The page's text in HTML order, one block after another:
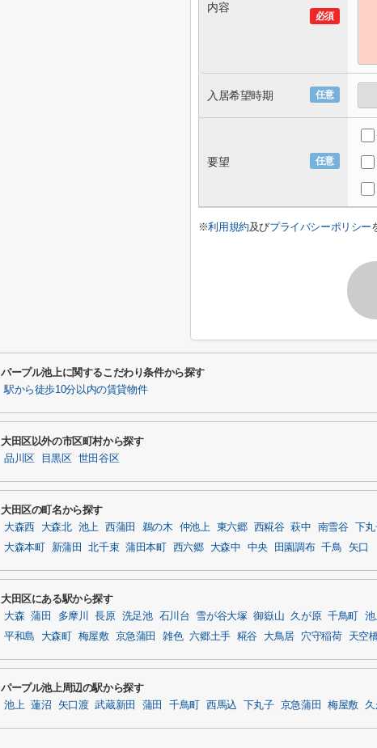
必須
内容
任意
入居希望時期
任意
要望
※利用規約及びプライバシーポリシー
パープル池上に関するこだわり条件から探す
駅から徒歩10分以内の賃貸物件
大田区以外の市区町村から探す
品川区 目黒区 世田谷区
大田区の町名から探す
大森西 大森北 池上 西蒲田 鵜の木 仲池上 東六郷 西糀谷 萩中 南雪谷 下
大森本町
新蒲田 北千束 蒲田本町 西六郷 大森中 中央 田園調布 千鳥 矢口
大田区にある駅から探す
大森 蒲田 多摩川 長原 洗足池 石川台 雪が谷大塚 御嶽山 久が原 千鳥町 池
平和島
大森町 梅屋敷 京急蒲田 雑色 六郷土手 糀谷 大鳥居 穴守稲荷 天空
パープル池上周辺の駅から探す
池上 蓮沼 矢口渡 武蔵新田 蒲田 千鳥町 西馬込 下丸子 京急蒲田 梅屋敷